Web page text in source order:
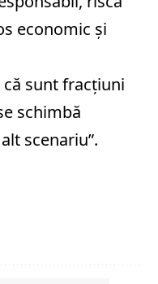
economic şi
că sunt fracţiuni
schimbă
scenariu”.